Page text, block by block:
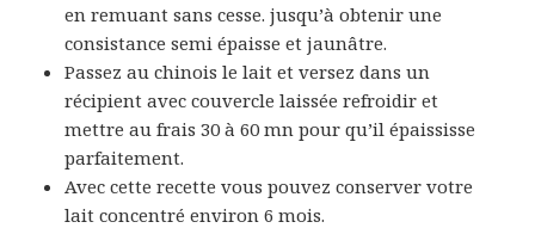
en remuant sans cesse. jusqu’à obtenir une
consistance semi épaisse et jaunâtre.
Passez au chinois le lait et versez dans un
récipient avec couvercle laissée refroidir et
mettre au frais 30 à 60 mn pour qu’il épaississe
parfaitement.
Avec cette recette vous pouvez conserver votre
lait concentré environ 6 mois.